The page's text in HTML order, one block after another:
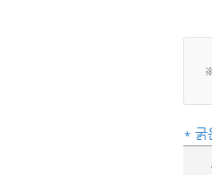
* 굵